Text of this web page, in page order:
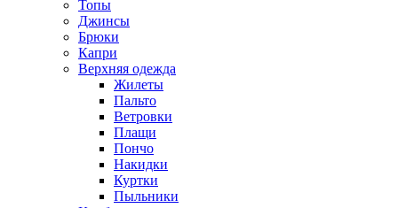
Топы
Джинсы
Брюки
Капри
Верхняя одежда
Жилеты
Пальто
Ветровки
Плащи
Пончо
Накидки
Куртки
Пыльники